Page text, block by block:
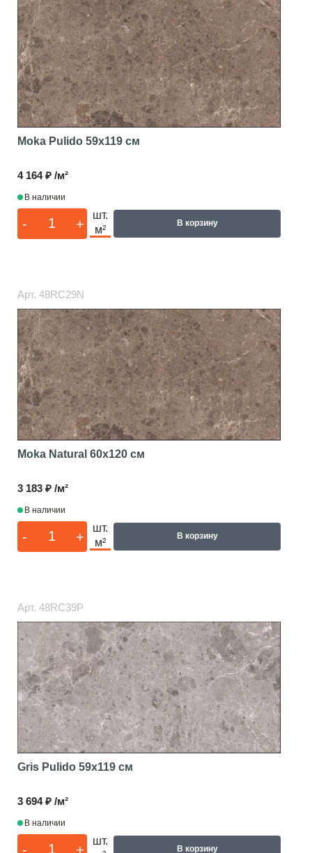
Moka Pulido 59x119 см
4 164 ₽ /м²
В наличии
- +
шт.
м²
В корзину
Арт. 48RC29N
Moka Natural 60x120 см
3 183 ₽ /м²
В наличии
- +
шт.
м²
В корзину
Арт. 48RC39P
Gris Pulido 59x119 см
3 694 ₽ /м²
В наличии
- +
шт.
В корзину